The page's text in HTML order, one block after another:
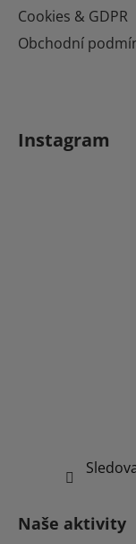
Cookies & GDPR
Obchodní
Instagram
Naše aktivity